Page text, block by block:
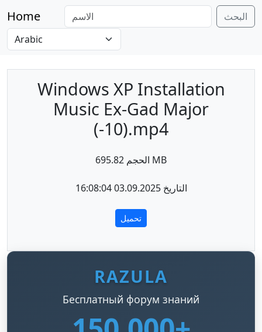
Home البحث
Windows XP Installation
Music Ex-Gad Major
(-10).mp4
الحجم 695.82 MB
التاريخ 03.09.2025 16:08:04
تحميل
RAZULA
Бесплатный форум знаний